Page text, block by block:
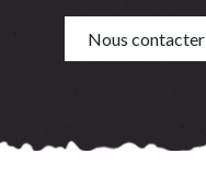
Nous contacter